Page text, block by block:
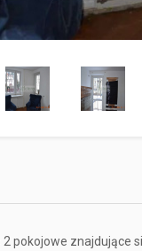
2 pokojowe znajdujące